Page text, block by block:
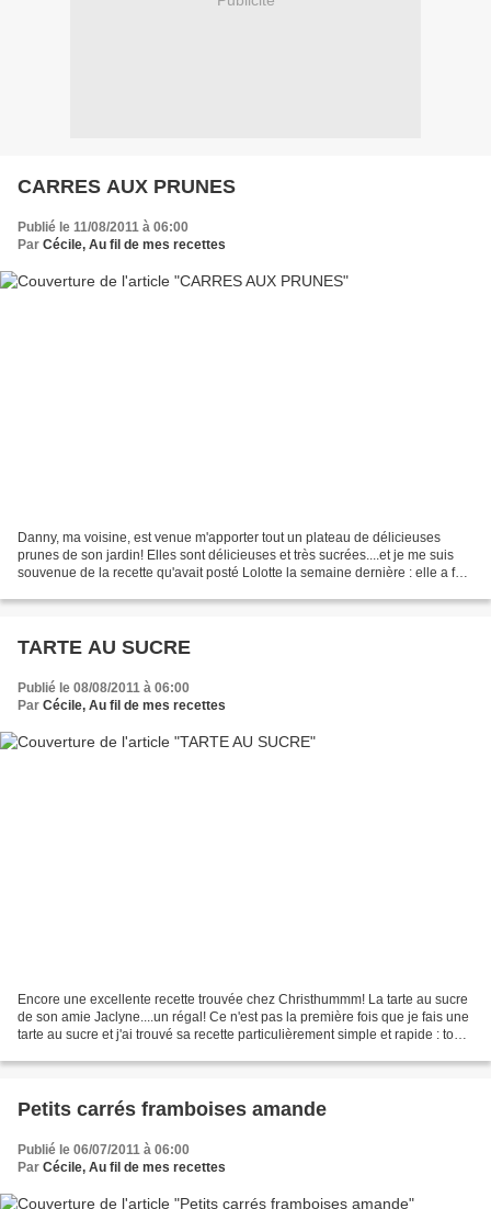
CARRES AUX PRUNES
Publié le 11/08/2011 à 06:00
Par Cécile, Au fil de mes recettes
Danny, ma voisine, est venue m'apporter tout un plateau de délicieuses
prunes de son jardin! Elles sont délicieuses et très sucrées....et je me suis
souvenue de la recette qu'avait posté Lolotte la semaine dernière : elle a fait
TARTE AU SUCRE
Publié le 08/08/2011 à 06:00
Par Cécile, Au fil de mes recettes
Encore une excellente recette trouvée chez Christhummm! La tarte au sucre
de son amie Jaclyne....un régal! Ce n'est pas la première fois que je fais une
tarte au sucre et j'ai trouvé sa recette particulièrement simple et rapide : tout
Petits carrés framboises amande
Publié le 06/07/2011 à 06:00
Par Cécile, Au fil de mes recettes